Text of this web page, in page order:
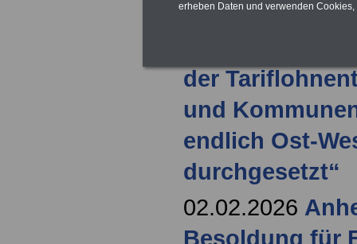
mehr Geld,
der
und
endlich Ost-
durchgesetzt“
02.02.2026
Besoldung für
erheben Daten und verwenden